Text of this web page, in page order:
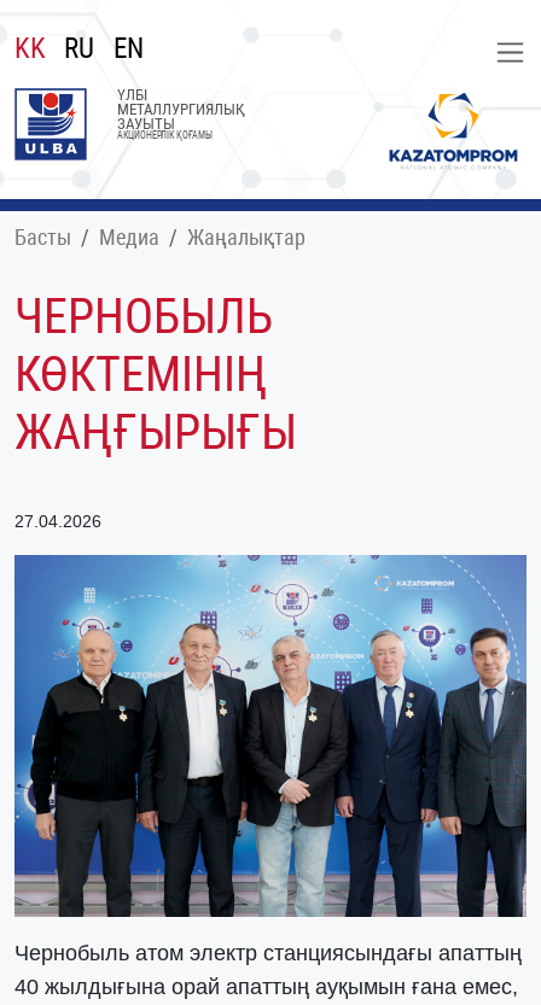
KK RU EN
ҮЛБІ
МЕТАЛЛУРГИЯЛЫҚ
ЗАУЫТЫ
АКЦИОНЕРЛІК ҚОҒАМЫ
Басты Медиа Жаңалықтар
ЧЕРНОБЫЛЬ
КӨКТЕМІНІҢ
ЖАҢҒЫРЫҒЫ
27.04.2026
Чернобыль атом электр станциясындағы апаттың
40 жылдығына орай апаттың ауқымын ғана емес,